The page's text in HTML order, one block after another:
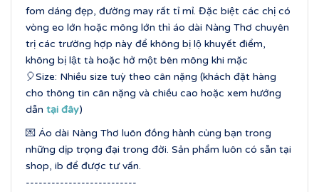
fom dáng đẹp, đường may rất tỉ mỉ. Đặc biệt các chị có
vòng eo lớn hoặc mông lớn thì áo dài Nàng Thơ chuyên
trị các trường hợp này để không bị lộ khuyết điểm,
không bị lật tà hoặc hở một bên mông khi mặc
🎈Size: Nhiều size tuỳ theo cân nặng (khách đặt hàng
cho thông tin cân nặng và chiều cao hoặc xem hướng
dẫn tại đây)
💌 Áo dài Nàng Thơ luôn đồng hành cùng bạn trong
những dịp trọng đại trong đời. Sản phẩm luôn có sẵn tại
shop, ib để được tư vấn.
--------------------------